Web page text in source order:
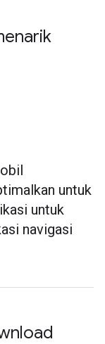
untuk
untuk
navigasi